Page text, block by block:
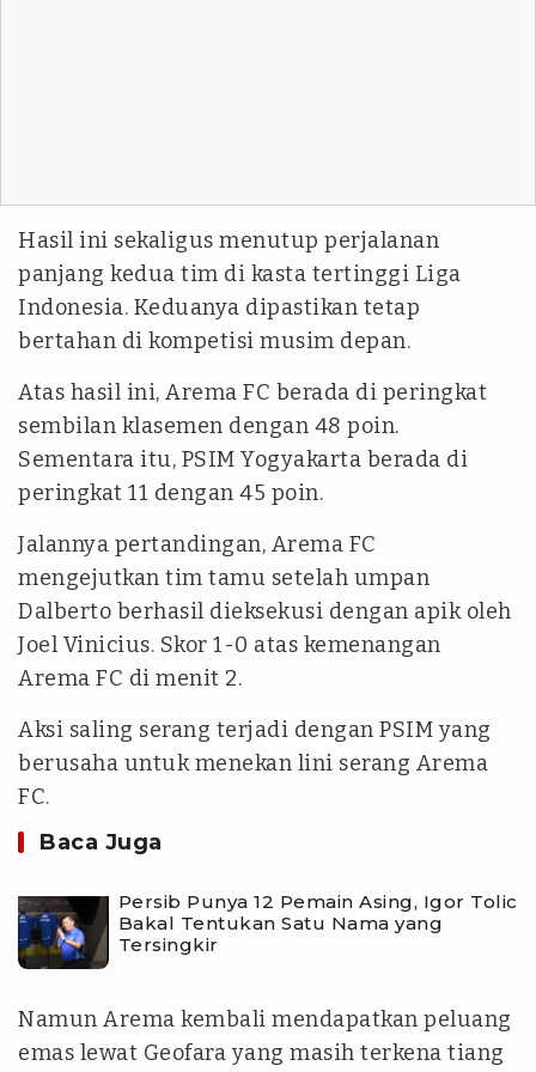
Hasil ini sekaligus menutup perjalanan
panjang kedua tim di kasta tertinggi Liga
Indonesia. Keduanya dipastikan tetap
bertahan di kompetisi musim depan.
Atas hasil ini, Arema FC berada di peringkat
sembilan klasemen dengan 48 poin.
Sementara itu, PSIM Yogyakarta berada di
peringkat 11 dengan 45 poin.
Jalannya pertandingan, Arema FC
mengejutkan tim tamu setelah umpan
Dalberto berhasil dieksekusi dengan apik oleh
Joel Vinicius. Skor 1-0 atas kemenangan
Arema FC di menit 2.
Aksi saling serang terjadi dengan PSIM yang
berusaha untuk menekan lini serang Arema
FC.
Baca Juga
Persib Punya 12 Pemain Asing, Igor Tolic
Bakal Tentukan Satu Nama yang
Tersingkir
Namun Arema kembali mendapatkan peluang
emas lewat Geofara yang masih terkena tiang